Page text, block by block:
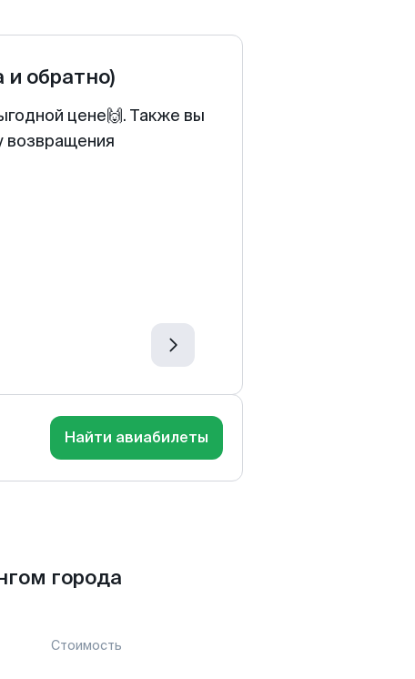
и обратно)
цене🙌. Также вы
возвращения
Найти авиабилеты
города
Стоимость